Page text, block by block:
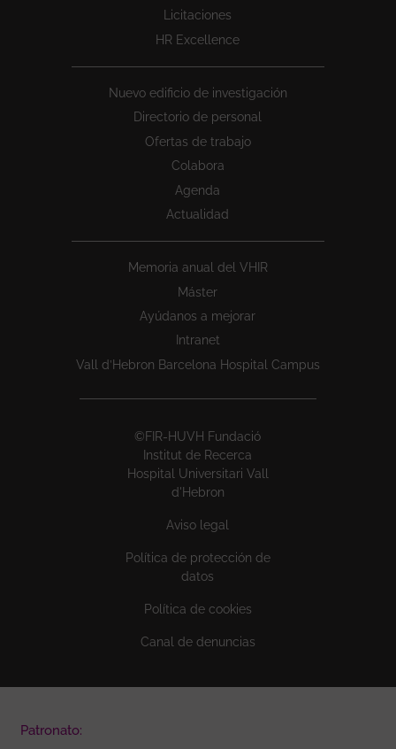
Licitaciones
HR Excellence
Nuevo edificio de investigación
Directorio de personal
Ofertas de trabajo
Colabora
Agenda
Actualidad
Memoria anual del VHIR
Máster
Ayúdanos a mejorar
Intranet
Vall d’Hebron Barcelona Hospital Campus
©FIR-HUVH Fundació
Institut de Recerca
Hospital Universitari Vall
d'Hebron
Aviso legal
Política de protección de
datos
Política de cookies
Canal de denuncias
Patronato: